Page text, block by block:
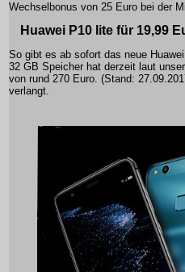
Wechselbonus von 25 Euro bei der
Huawei P10 lite für 19,99
So gibt es ab sofort das neue
32 GB Speicher hat derzeit laut
von rund 270 Euro. (Stand:
verlangt.